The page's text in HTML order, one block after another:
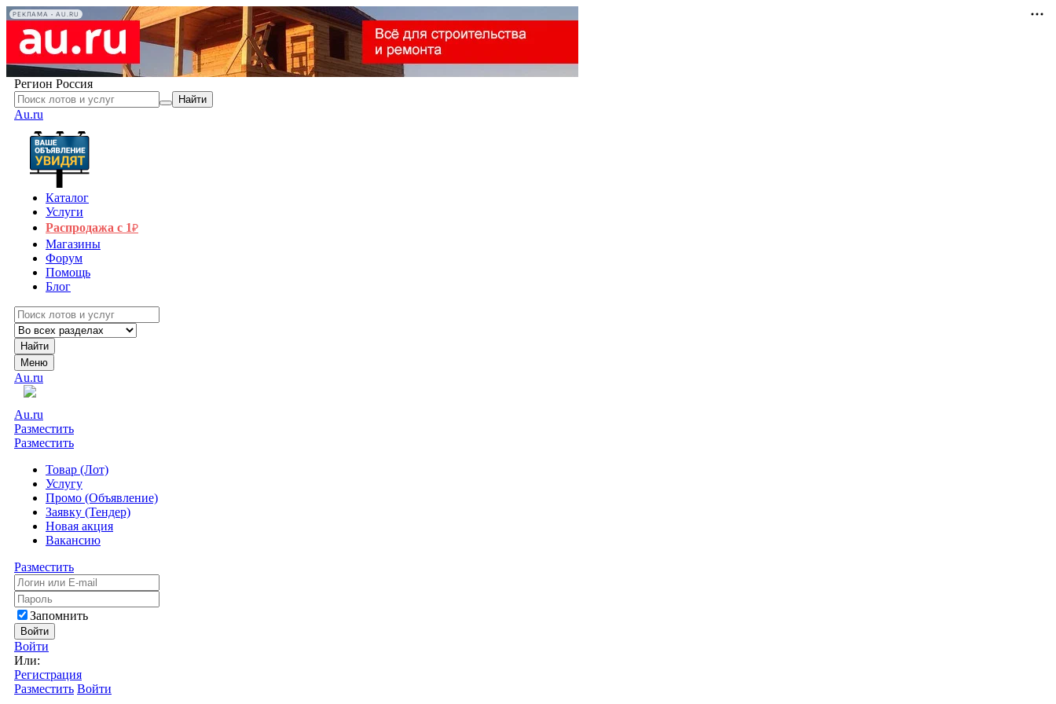
РЕКЛАМА • AU.RU
Регион Россия
Найти
Au.ru
Каталог
Услуги
Распродажа с 1₽
Магазины
Форум
Помощь
Блог
Найти
Меню
Au.ru
Au.ru
Разместить
Разместить
Товар (Лот)
Услугу
Промо (Объявление)
Заявку (Тендер)
Новая акция
Вакансию
Разместить
Запомнить
Войти
Войти
Или:
Регистрация
Разместить Войти